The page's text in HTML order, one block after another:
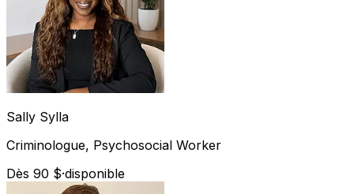
Sally Sylla
Criminologue, Psychosocial Worker
Dès 90 $·disponible